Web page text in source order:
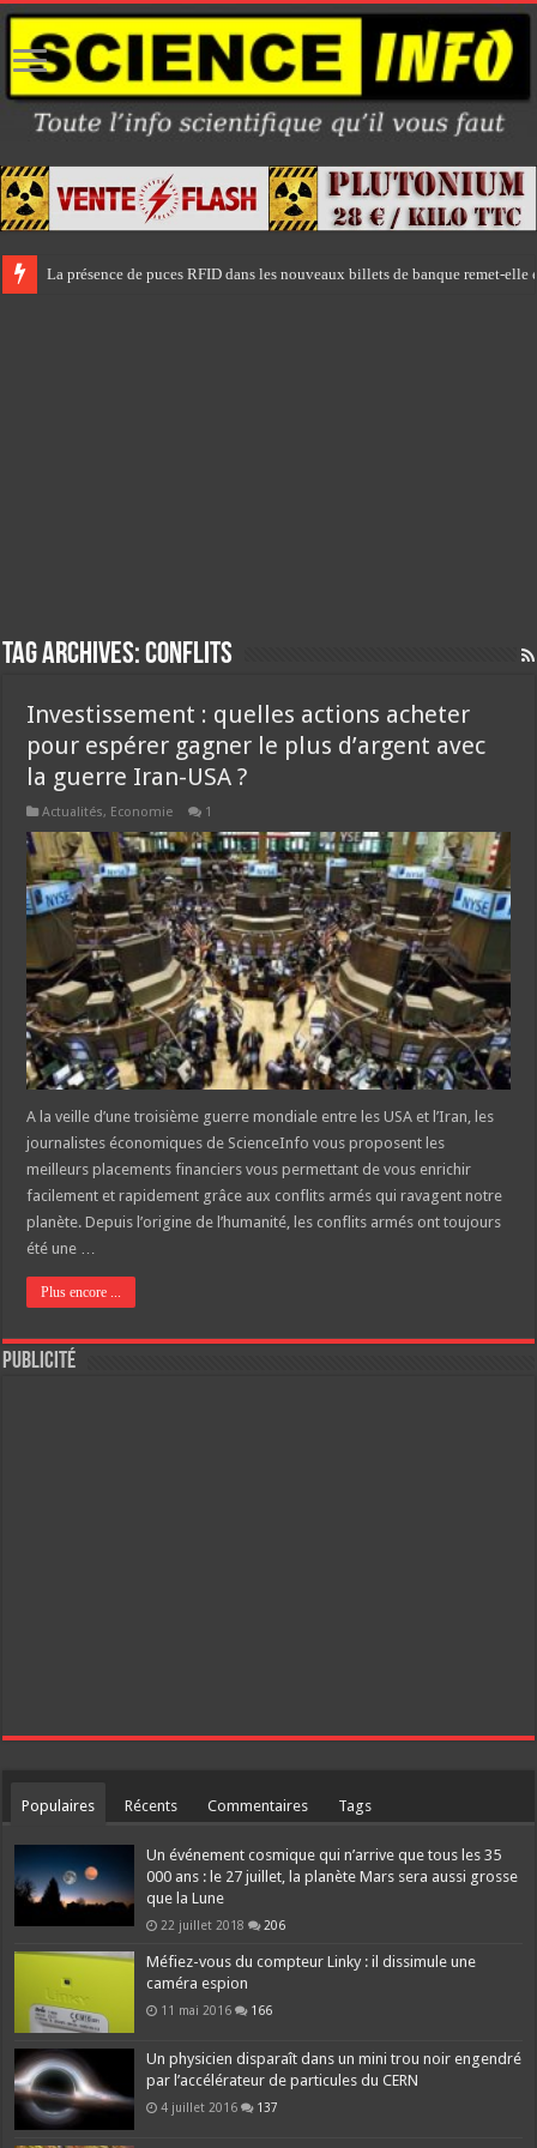
La présence de puces RFID dans les nouveaux billets de banque remet-
Tag Archives:conflits
Investissement : quelles actions acheter
pour espérer gagner le plus d’argent avec
la guerre Iran-USA ?
Actualités, Economie 1
A la veille d’une troisième guerre mondiale entre les USA et l’Iran, les
journalistes économiques de ScienceInfo vous proposent les
meilleurs placements financiers vous permettant de vous enrichir
facilement et rapidement grâce aux conflits armés qui ravagent notre
planète. Depuis l’origine de l’humanité, les conflits armés ont toujours
été une …
Plus encore ...
Publicité
Populaires Récents Commentaires Tags
Un événement cosmique qui n’arrive que tous les 35
000 ans : le 27 juillet, la planète Mars sera aussi grosse
que la Lune
22 juillet 2018 206
Méfiez-vous du compteur Linky : il dissimule une
caméra espion
11 mai 2016 166
Un physicien disparaît dans un mini trou noir engendré
par l’accélérateur de particules du CERN
4 juillet 2016 137